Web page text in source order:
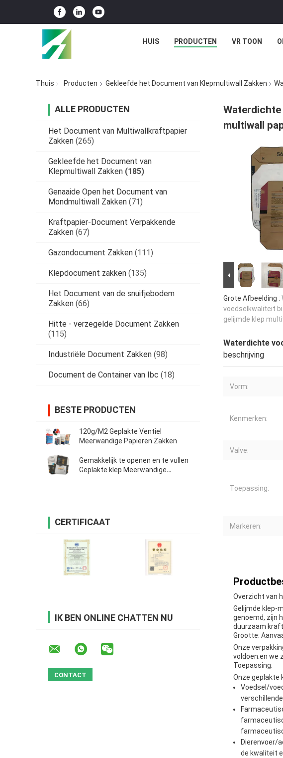
HUIS PRODUCTEN VR TOON
Thuis Producten Gekleefde het Document van Klepmultiwall Zakken
ALLE PRODUCTEN
Het Document van Multiwallkraftpapier
Zakken (265)
Gekleefde het Document van
Klepmultiwall Zakken (185)
Genaaide Open het Document van
Mondmultiwall Zakken (71)
Kraftpapier-Document Verpakkende
Zakken (67)
Gazondocument Zakken (111)
Klepdocument zakken (135)
Het Document van de snuifjebodem
Zakken (66)
Hitte - verzegelde Document Zakken
(115)
Industriële Document Zakken (98)
Document de Container van Ibc (18)
BESTE PRODUCTEN
120g/M2 Geplakte Ventiel
Meerwandige Papieren Zakken
Gemakkelijk te openen en te vullen
Geplakte klep Meerwandige
CERTIFICAAT
IK BEN ONLINE CHATTEN NU
multiwall
Grote Afbeelding :
voedselkwaliteit
gelijmde klep
Waterdichte
beschrijving
Vorm:
Kenmerken:
Valve:
Toepassing:
Markeren:
Overzicht van
Gelijmde klep-
genoemd, zijn
duurzaam
Grootte:
Onze
voldoen.en we
Toepassing:
Onze geplakte
Voedsel/
Dierenvoer/
de kwaliteit